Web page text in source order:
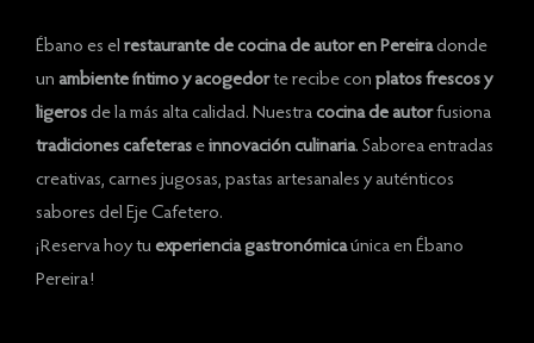
Ébano es el restaurante de cocina de autor en Pereiradonde
un ambiente íntimo y acogedorte recibe con platos frescos y
ligeros de la más alta calidad. Nuestracocina de autorfusiona
tradiciones cafeteraseinnovación culinaria. Saborea entradas
creativas, carnes jugosas, pastas artesanales y auténticos
sabores del Eje Cafetero.
¡Reserva hoy tu experiencia gastronómicaúnica en Ébano
Pereira!